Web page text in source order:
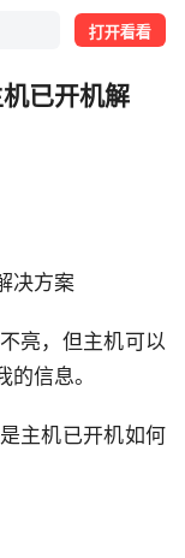
打开看看
已开机解
决方案
亮，但主机可以
信息。
主机已开机如何